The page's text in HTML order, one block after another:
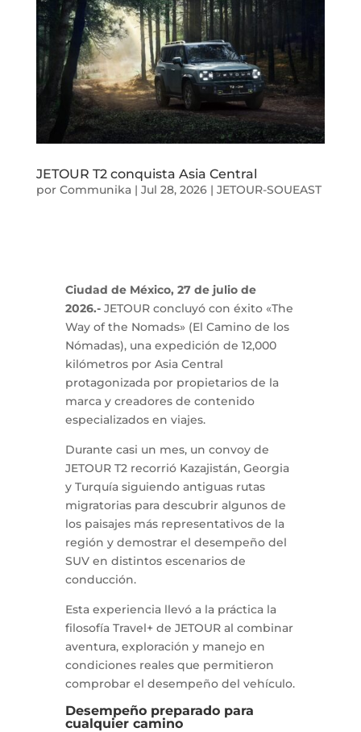
JETOUR T2 conquista Asia Central
por Communika| Jul 28, 2026| JETOUR-SOUEAST
Ciudad de México, 27 de julio de
2026.-JETOUR concluyó con éxito «The
Way of the Nomads» (El Camino de los
Nómadas), una expedición de 12,000
kilómetros por Asia Central
protagonizada por propietarios de la
marca y creadores de contenido
especializados en viajes.
Durante casi un mes, un convoy de
JETOUR T2 recorrió Kazajistán, Georgia
y Turquía siguiendo antiguas rutas
migratorias para descubrir algunos de
los paisajes más representativos de la
región y demostrar el desempeño del
SUV en distintos escenarios de
conducción.
Esta experiencia llevó a la práctica la
filosofía Travel+ de JETOUR al combinar
aventura, exploración y manejo en
condiciones reales que permitieron
comprobar el desempeño del vehículo.
Desempeño preparado para
cualquier camino